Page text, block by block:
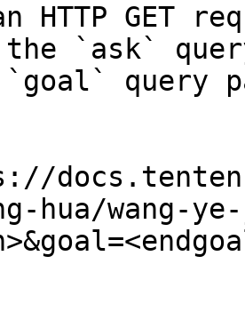
HTTP GET
the `ask`
query
hua/wang-